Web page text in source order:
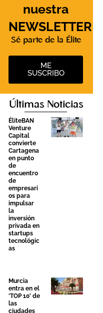
nuestra
NEWSLETTER
Sé parte de la Élite
ME
SUSCRIBO
Últimas Noticias
ÉliteBAN
Venture
Capital
convierte
Cartagena
en punto
de
encuentro
de
empresari
os para
impulsar
la
inversión
privada en
startups
tecnológic
as
Murcia
entra en el
‘TOP 10’ de
las
ciudades